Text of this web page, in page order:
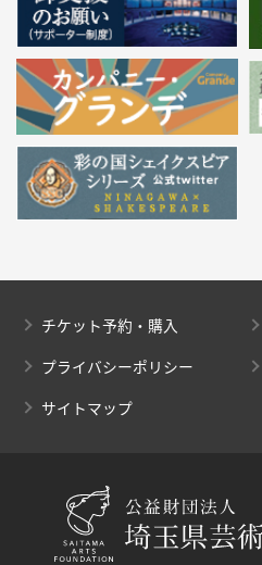
チケット予約・購入
プライバシーポリシー
サイトマップ